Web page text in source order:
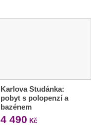
Karlova Studánka:
pobyt s polopenzí a
bazénem
4 490 Kč